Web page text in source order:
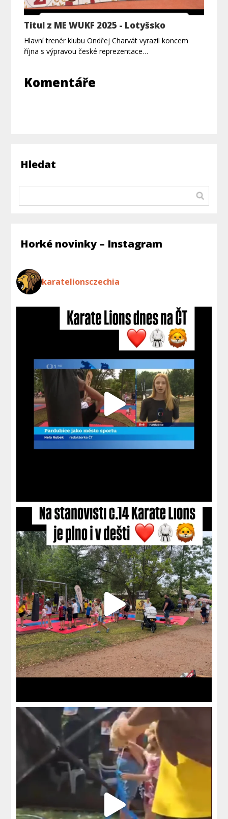
Titul z ME WUKF 2025 - Lotyšsko
Hlavní trenér klubu Ondřej Charvát vyrazil koncem
října s výpravou české reprezentace…
Komentáře
Hledat
Horké novinky – Instagram
karatelionsczechia